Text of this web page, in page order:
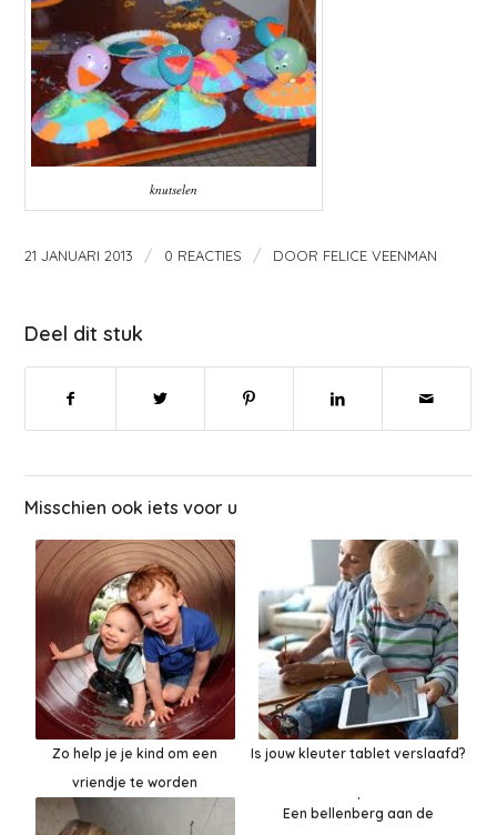
knutselen
21 JANUARI 2013 / 0 REACTIES / DOOR FELICE VEENMAN
Deel dit stuk
Misschien ook iets voor u
Zo help je je kind om een
vriendje te worden
Is jouw kleuter tablet verslaafd?
Een bellenberg aan de